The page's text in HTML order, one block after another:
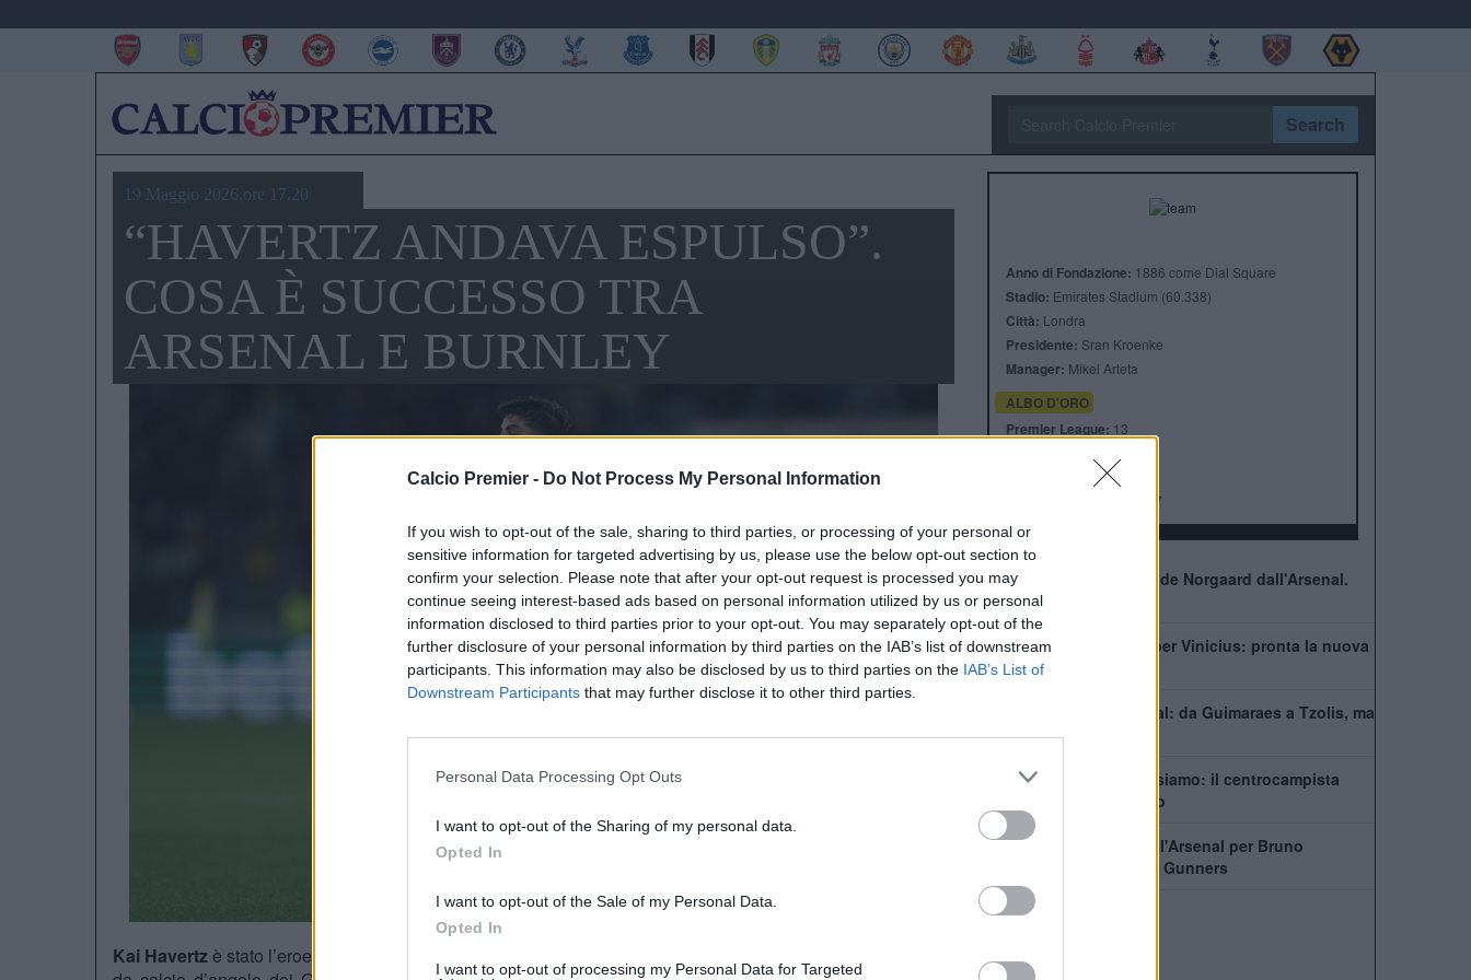
Calcio Premier - Do Not Process My Personal Information
If you wish to opt-out of the sale, sharing to third parties, or processing of your personal or
sensitive information for targeted advertising by us, please use the below opt-out section to
confirm your selection. Please note that after your opt-out request is processed you may
continue seeing interest-based ads based on personal information utilized by us or personal
information disclosed to third parties prior to your opt-out. You may separately opt-out of the
further disclosure of your personal information by third parties on the IAB’s list of downstream
participants. This information may also be disclosed by us to third parties on the IAB’s List of
Downstream Participants that may further disclose it to other third parties.
Personal Data Processing Opt Outs
I want to opt-out of the Sharing of my personal data.
Opted In
I want to opt-out of the Sale of my Personal Data.
Opted In
I want to opt-out of processing my Personal Data for Targeted
Search
19 Maggio 2026,ore 17.20
“HAVERTZ ANDAVA ESPULSO”.
COSA È SUCCESSO TRA
ARSENAL E BURNLEY
Kai Havertz è stato l’eroe dell’Arsenal ieri sera. I Gunners hanno battuto il Burnley per 1-0, con il classico gol
Anno di Fondazione: 1886 come Dial Square
Stadio: Emirates Stadium (60.338)
Città: Londra
Presidente: Sran Kroenke
Manager: Mikel Arteta
ALBO D'ORO
Premier League: 13
17
Ufficiale. l'Everton prende Norgaard dall'Arsenal.
Cifre e dettagli
Il Real Madrid rilancia per Vinicius: pronta la nuova
offerta di rinnovo
Come giocherà l'Arsenal: da Guimaraes a Tzolis, ma
il blocco resta
Guimaraes-Arsenal, ci siamo: il centrocampista
pronto a lasciare il ritiro
In Newcastle dice no all'Arsenal per Bruno
Guimaraes. Il piano dei Gunners